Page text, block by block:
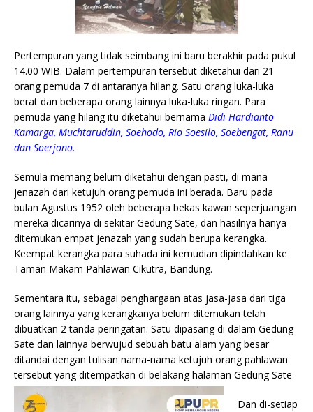
Pertempuran yang tidak seimbang ini baru berakhir pada pukul
14.00 WIB. Dalam pertempuran tersebut diketahui dari 21
orang pemuda 7 di antaranya hilang. Satu orang luka-luka
berat dan beberapa orang lainnya luka-luka ringan. Para
pemuda yang hilang itu diketahui bernama Didi Hardianto
Kamarga, Muchtaruddin, Soehodo, Rio Soesilo, Soebengat, Ranu
dan Soerjono.
Semula memang belum diketahui dengan pasti, di mana
jenazah dari ketujuh orang pemuda ini berada. Baru pada
bulan Agustus 1952 oleh beberapa bekas kawan seperjuangan
mereka dicarinya di sekitar Gedung Sate, dan hasilnya hanya
ditemukan empat jenazah yang sudah berupa kerangka.
Keempat kerangka para suhada ini kemudian dipindahkan ke
Taman Makam Pahlawan Cikutra, Bandung.
Sementara itu, sebagai penghargaan atas jasa-jasa dari tiga
orang lainnya yang kerangkanya belum ditemukan telah
dibuatkan 2 tanda peringatan. Satu dipasang di dalam Gedung
Sate dan lainnya berwujud sebuah batu alam yang besar
ditandai dengan tulisan nama-nama ketujuh orang pahlawan
tersebut yang ditempatkan di belakang halaman Gedung Sate
Dan di-setiap